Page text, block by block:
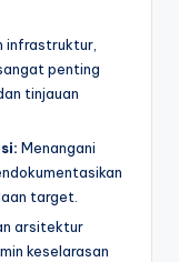
infrastruktur,
penting
tinjauan
Menangani
target.
arsitektur
keselarasan